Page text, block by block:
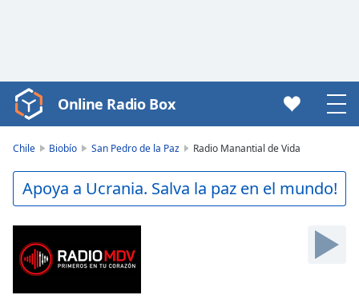
Video
Player
Play
Video
Backward
Skip
Forward
Mute
Online Radio Box
Chile Biobío San Pedro de la Paz Radio Manantial de Vida
Apoya a Ucrania. Salva la paz en el mundo!